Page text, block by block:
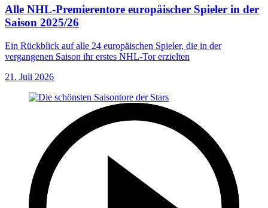
Alle NHL-Premierentore europäischer Spieler in der
Saison 2025/26
Ein Rückblick auf alle 24 europäischen Spieler, die in der
vergangenen Saison ihr erstes NHL-Tor erzielten
21. Juli 2026